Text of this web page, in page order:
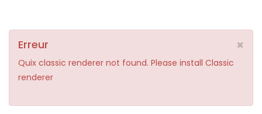
×
Erreur
Quix classic renderer not found. Please install Classic
renderer